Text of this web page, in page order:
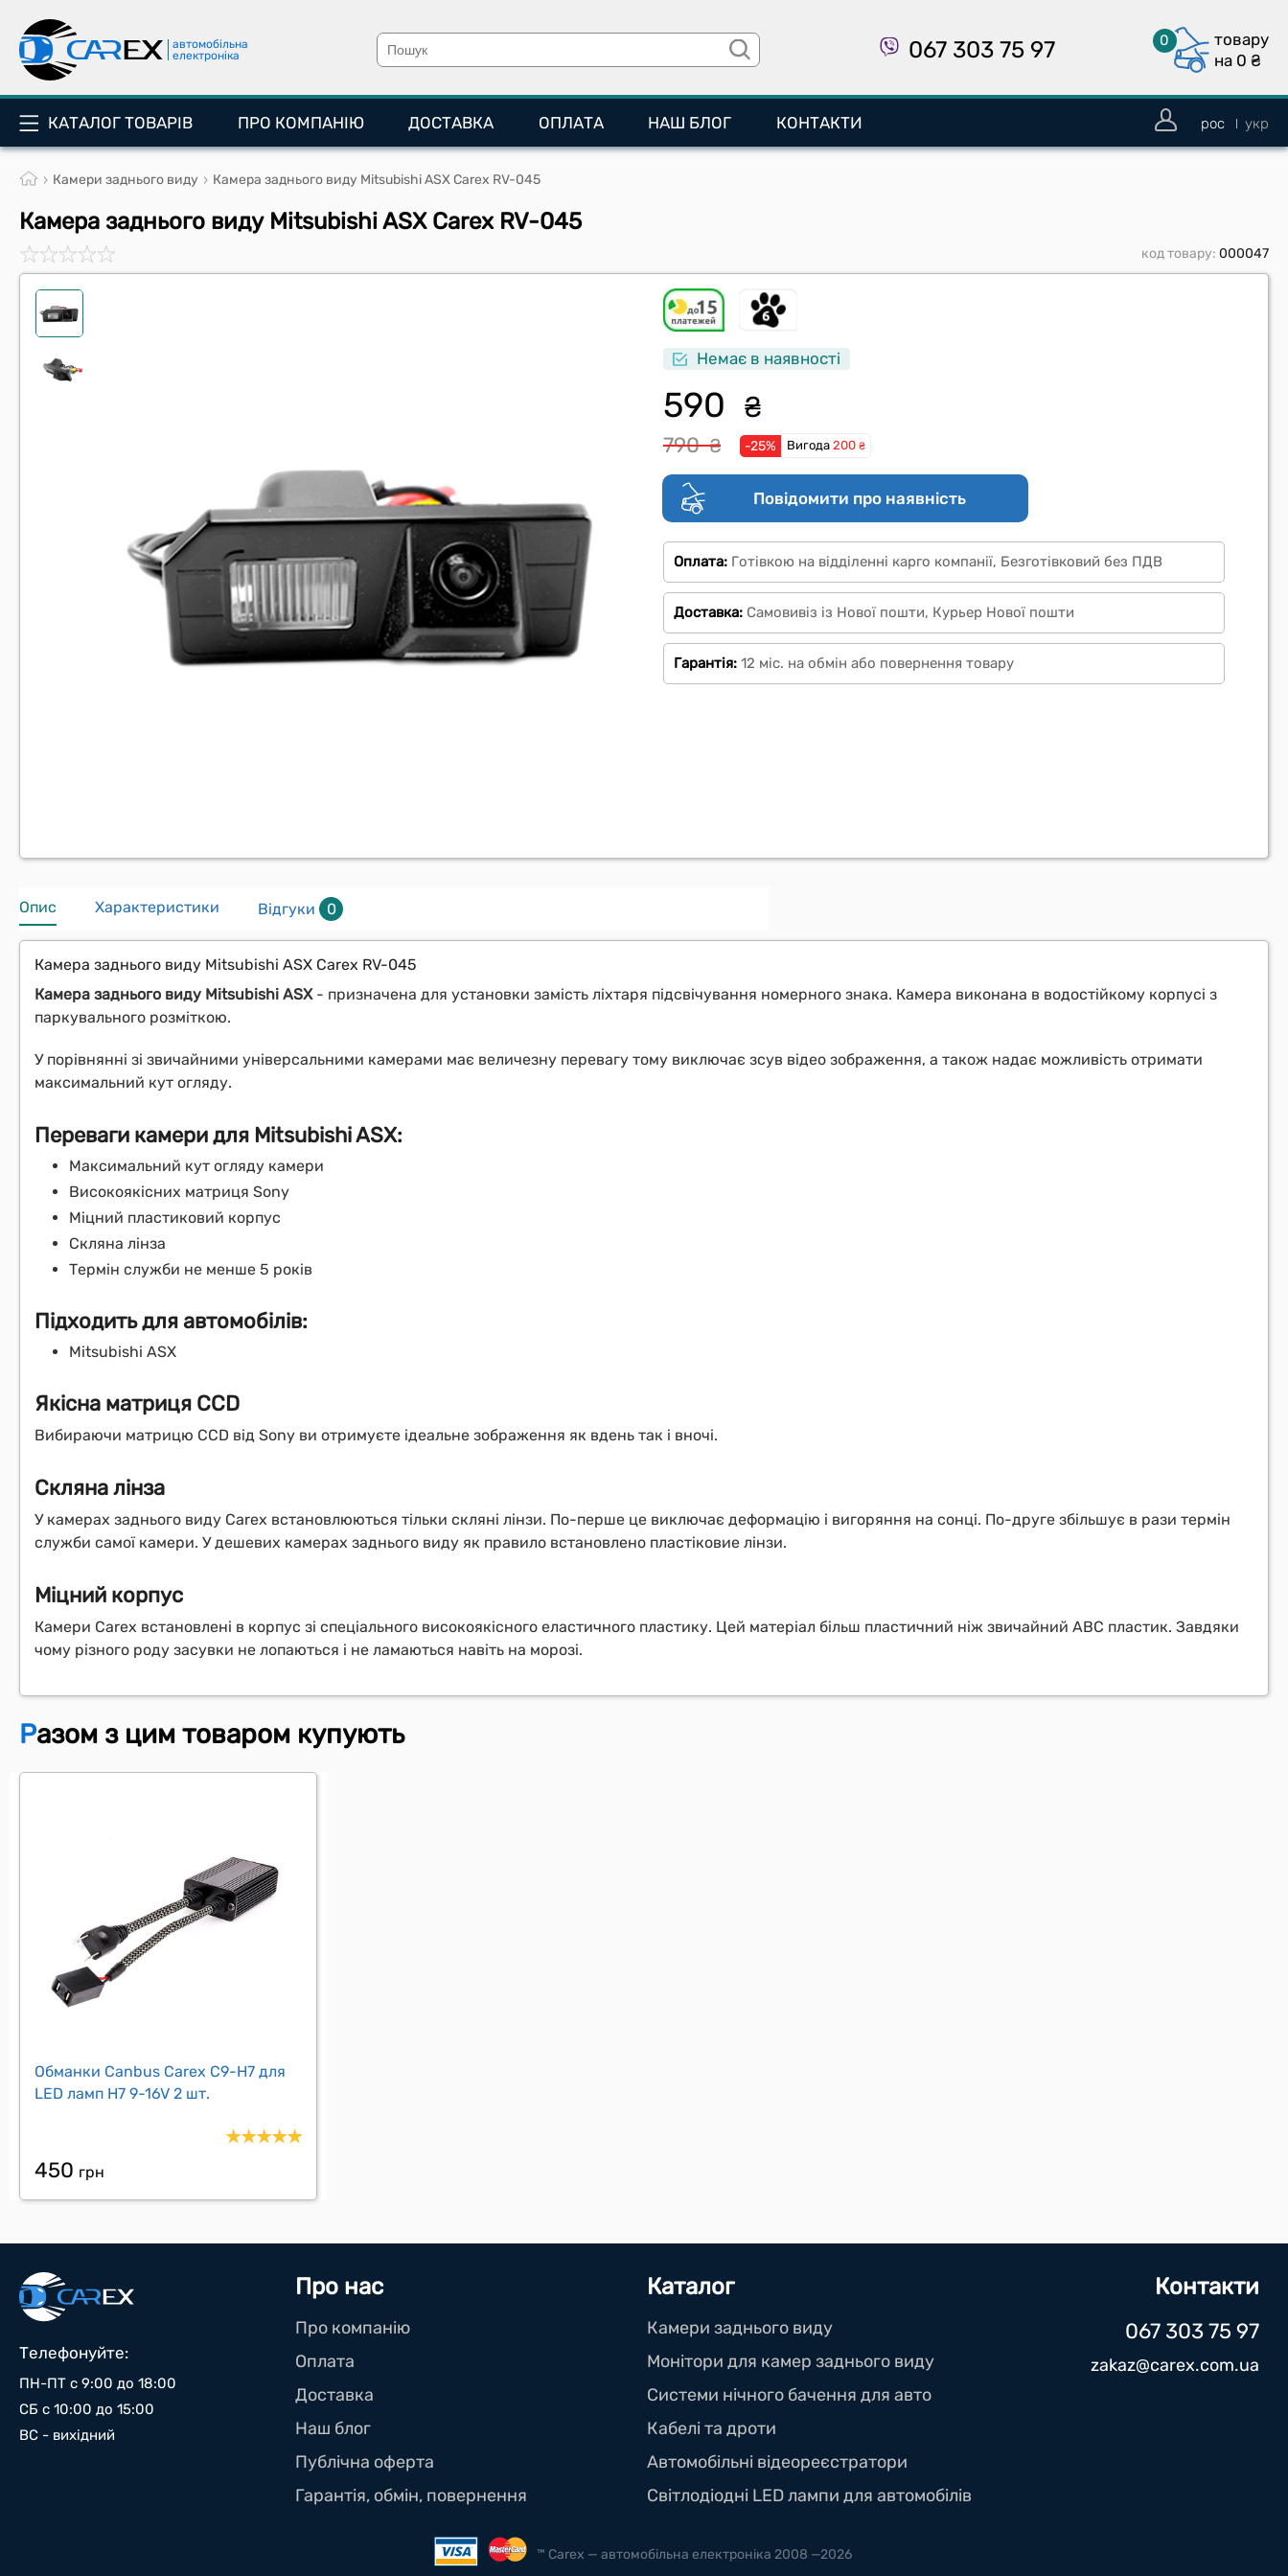
автомобільна
електроніка
067 303 75 97 0
товару
на 0 ₴
КАТАЛОГ ТОВАРІВ ПРО КОМПАНІЮ ДОСТАВКА ОПЛАТА НАШ БЛОГ КОНТАКТИ рос укр
Камери заднього виду Камера заднього виду Mitsubishi ASX Carex RV-045
Камера заднього виду Mitsubishi ASX Carex RV-045
код товару: 000047
Немає в наявності
590 ₴
790 ₴ -25% Вигода 200 ₴
Повідомити про наявність
Оплата: Готівкою на відділенні карго компанії, Безготівковий без ПДВ
Доставка: Самовивіз із Нової пошти, Курьер Нової пошти
Гарантія: 12 міс. на обмін або повернення товару
Опис Характеристики Відгуки 0
Камера заднього виду Mitsubishi ASX Carex RV-045
Камера заднього виду Mitsubishi ASX- призначена для установки замість ліхтаря підсвічування номерного знака. Камера виконана в водостійкому корпусі з
паркувального розміткою.
У порівнянні зі звичайними універсальними камерами має величезну перевагу тому виключає зсув відео зображення, а також надає можливість отримати
максимальний кут огляду.
Переваги камери для Mitsubishi ASX:
Максимальний кут огляду камери
Високоякісних матриця Sony
Міцний пластиковий корпус
Скляна лінза
Термін служби не менше 5 років
Підходить для автомобілів:
Mitsubishi ASX
Якісна матриця CCD
Вибираючи матрицю CCD від Sony ви отримуєте ідеальне зображення як вдень так і вночі.
Скляна лінза
У камерах заднього виду Carex встановлюються тільки скляні лінзи. По-перше це виключає деформацію і вигоряння на сонці. По-друге збільшує в рази термін
служби самої камери. У дешевих камерах заднього виду як правило встановлено плаcтіковие лінзи.
Міцний корпус
Камери Carex встановлені в корпус зі спеціального високоякісного еластичного пластику. Цей матеріал більш пластичний ніж звичайний ABC пластик. Завдяки
чому різного роду засувки не лопаються і не ламаються навіть на морозі.
Разом з цим товаром купують
Обманки Canbus Carex С9-H7 для
LED ламп H7 9-16V 2 шт.
450 грн
Телефонуйте:
ПН-ПТ с 9:00 до 18:00
СБ с 10:00 до 15:00
ВС - вихідний
Про нас
Про компанію
Оплата
Доставка
Наш блог
Публічна оферта
Гарантія, обмін, повернення
Каталог
Камери заднього виду
Монітори для камер заднього виду
Системи нічного бачення для авто
Кабелі та дроти
Автомобільні відеореєстратори
Світлодіодні LED лампи для автомобілів
Контакти
067 303 75 97
zakaz@carex.com.ua
™ Carex — автомобільна електроніка 2008 —2026